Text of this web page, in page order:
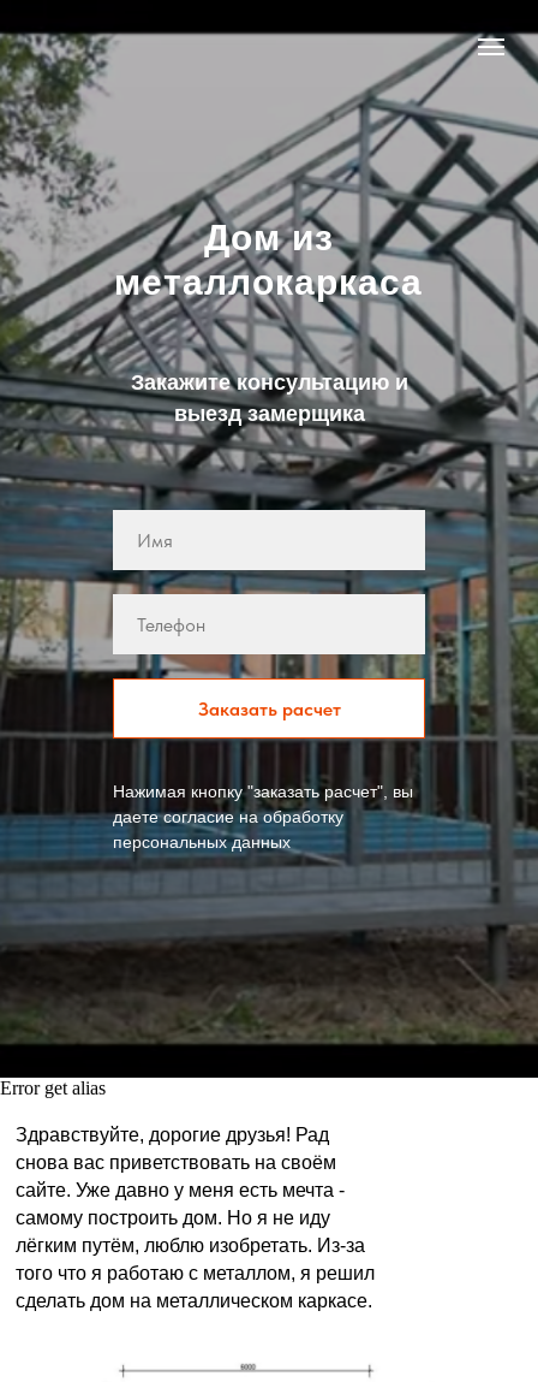
Дом из
металлокаркаса
Закажите консультацию и
выезд замерщика
Заказать расчет
Нажимая кнопку "заказать расчет", вы
даете согласие на обработку
персональных данных
Error get alias
Здравствуйте, дорогие друзья! Рад
снова вас приветствовать на своём
сайте. Уже давно у меня есть мечта -
самому построить дом. Но я не иду
лёгким путём, люблю изобретать. Из-за
того что я работаю с металлом, я решил
сделать дом на металлическом каркасе.